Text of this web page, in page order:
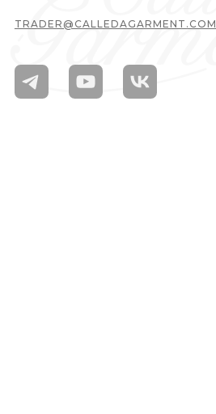
TRADER@CALLEDAGARMENT.COM